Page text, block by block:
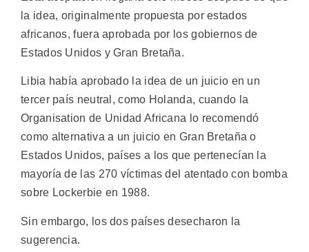
la idea, originalmente propuesta por estados
africanos, fuera aprobada por los gobiernos de
Estados Unidos y Gran Bretaña.
Libia había aprobado la idea de un juicio en un
tercer país neutral, como Holanda, cuando la
Organisation de Unidad Africana lo recomendó
como alternativa a un juicio en Gran Bretaña o
Estados Unidos, países a los que pertenecían la
mayoría de las 270 víctimas del atentado con bomba
sobre Lockerbie en 1988.
Sin embargo, los dos países desecharon la
sugerencia.